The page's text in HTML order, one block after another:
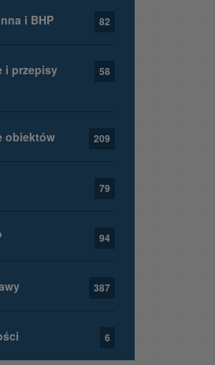
i BHP 82
i przepisy
58
obiektów 209
79
94
387
6